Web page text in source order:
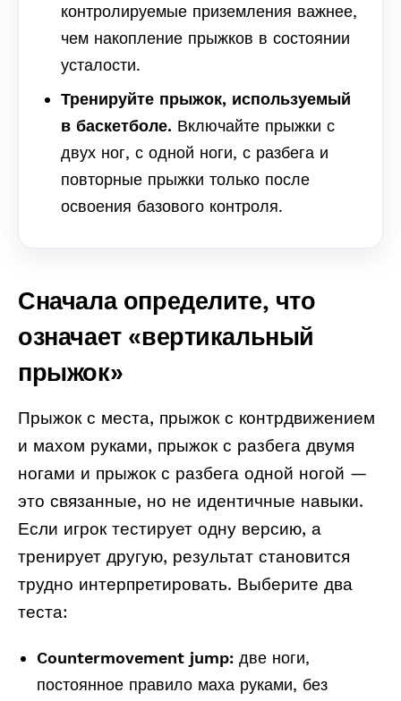
контролируемые приземления важнее,
чем накопление прыжков в состоянии
усталости.
Тренируйте прыжок, используемый
в баскетболе. Включайте прыжки с
двух ног, с одной ноги, с разбега и
повторные прыжки только после
освоения базового контроля.
Сначала определите, что
означает «вертикальный
прыжок»
Прыжок с места, прыжок с контрдвижением
и махом руками, прыжок с разбега двумя
ногами и прыжок с разбега одной ногой —
это связанные, но не идентичные навыки.
Если игрок тестирует одну версию, а
тренирует другую, результат становится
трудно интерпретировать. Выберите два
теста:
Countermovement jump:две ноги,
постоянное правило маха руками, без